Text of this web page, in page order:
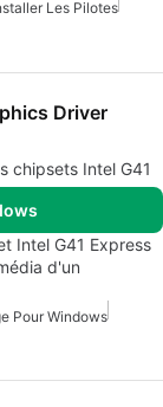
Les Pilotes
Driver
chipsets Intel G41
Intel G41 Express
d'un
Pour Windows